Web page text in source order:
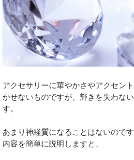
アクセサリーに華やかさやアクセン
かせないものですが、輝きを失わな
す。
あまり神経質になることはないので
内容を簡単に説明しますと、